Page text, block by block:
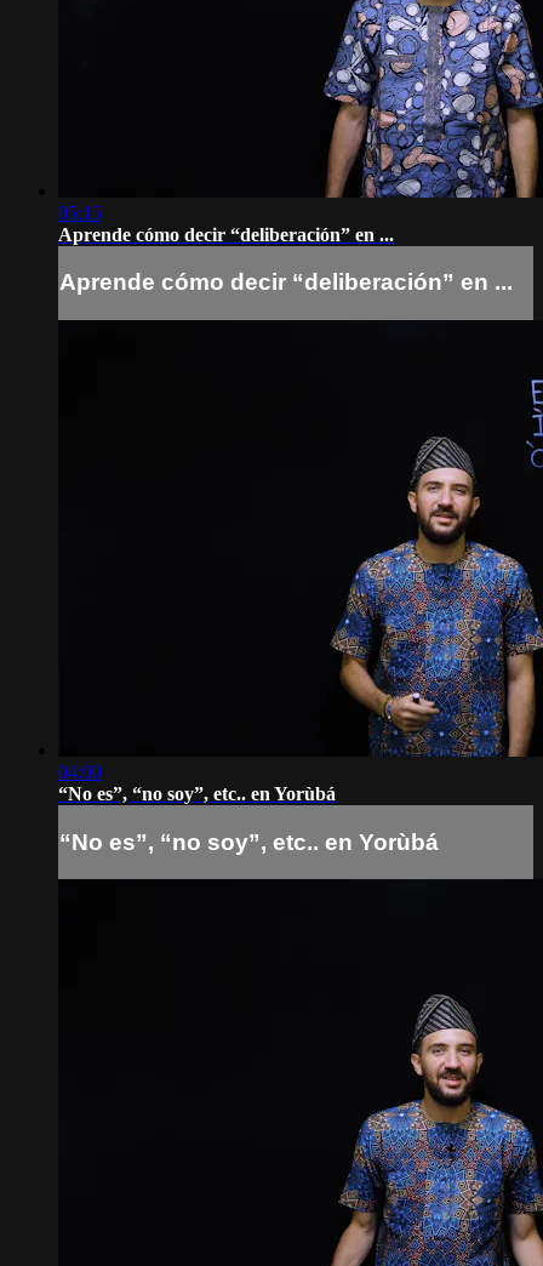
05:15
Aprende cómo decir “deliberación” en ...
Aprende cómo decir “deliberación” en ...
04:00
“No es”, “no soy”, etc.. en Yorùbá
“No es”, “no soy”, etc.. en Yorùbá